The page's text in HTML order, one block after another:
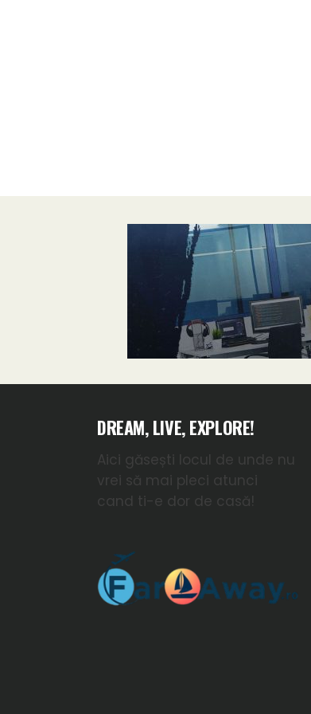
DREAM, LIVE, EXPLORE!
Aici găsești locul de unde nu
vrei să mai pleci atunci
cand ti-e dor de casă!